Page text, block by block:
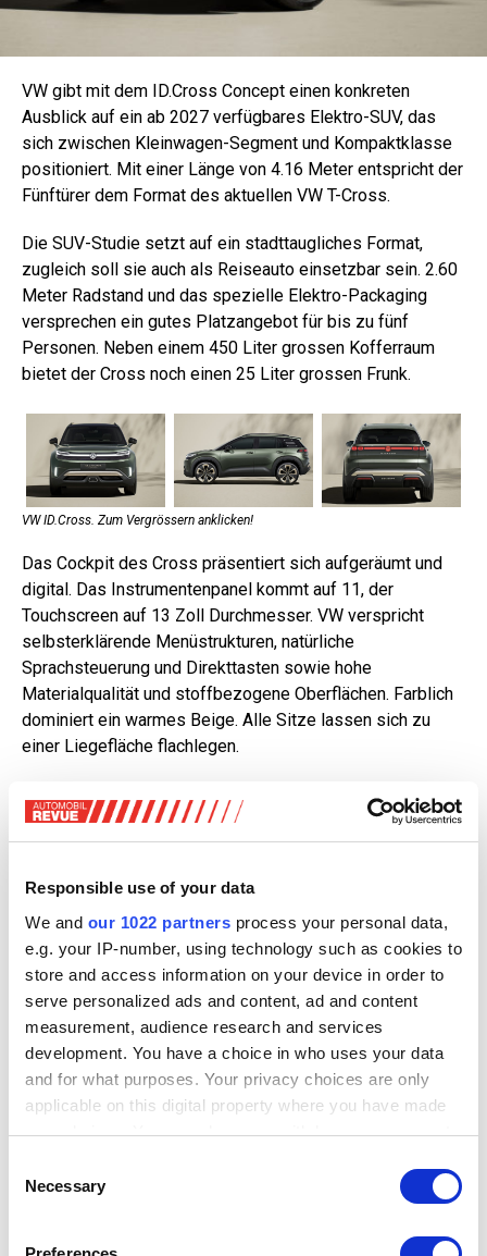
Responsible use of your data
We and our 1022 partners process your personal data,
e.g. your IP-number, using technology such as cookies to
store and access information on your device in order to
serve personalized ads and content, ad and content
measurement, audience research and services
development. You have a choice in who uses your data
and for what purposes. Your privacy choices are only
applicable on this digital property where you have made
your choices. You can change or withdraw your consent
the Privacy trigger icon.
Selection
Necessary
VW gibt mit dem ID.Cross Concept einen konkreten
Ausblick auf ein ab 2027 verfügbares Elektro-SUV, das
sich zwischen Kleinwagen-Segment und Kompaktklasse
positioniert. Mit einer Länge von 4.16 Meter entspricht der
Fünftürer dem Format des aktuellen VW T-Cross.
Die SUV-Studie setzt auf ein stadttaugliches Format,
zugleich soll sie auch als Reiseauto einsetzbar sein. 2.60
Meter Radstand und das spezielle Elektro-Packaging
versprechen ein gutes Platzangebot für bis zu fünf
Personen. Neben einem 450 Liter grossen Kofferraum
bietet der Cross noch einen 25 Liter grossen Frunk.
VW ID.Cross. Zum Vergrössern anklicken!
Das Cockpit des Cross präsentiert sich aufgeräumt und
digital. Das Instrumentenpanel kommt auf 11, der
Touchscreen auf 13 Zoll Durchmesser. VW verspricht
selbsterklärende Menüstrukturen, natürliche
Sprachsteuerung und Direkttasten sowie hohe
Materialqualität und stoffbezogene Oberflächen. Farblich
dominiert ein warmes Beige. Alle Sitze lassen sich zu
einer Liegefläche flachlegen.
Technische Basis ist der Elektrobaukasten MEB. Erwähnt
wird, dass dieser dank verschiedener Neuerungen künftig
zum MEB+ weiterentwickelt wird. VW spricht unter
vieler Systeme.
Beim Cross soll der Frontantrieb 155 kW (211 PS) leisten